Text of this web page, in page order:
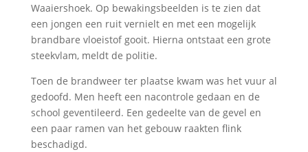
Waaiershoek. Op bewakingsbeelden is te zien dat
een jongen een ruit vernielt en met een mogelijk
brandbare vloeistof gooit. Hierna ontstaat een grote
steekvlam, meldt de politie.
Toen de brandweer ter plaatse kwam was het vuur al
gedoofd. Men heeft een nacontrole gedaan en de
school geventileerd. Een gedeelte van de gevel en
een paar ramen van het gebouw raakten flink
beschadigd.